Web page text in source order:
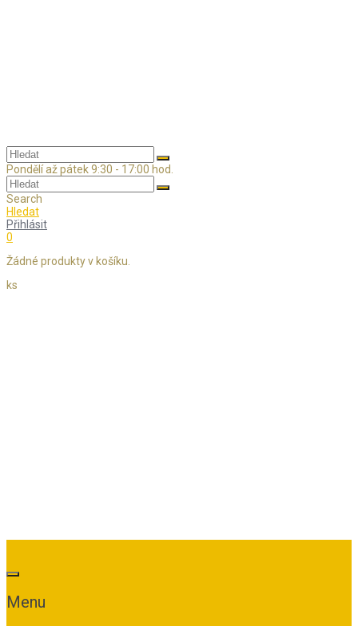
Pondělí až pátek 9:30 - 17:00 hod.
Search
Hledat
Přihlásit
0
Žádné produkty v košíku.
ks
Menu